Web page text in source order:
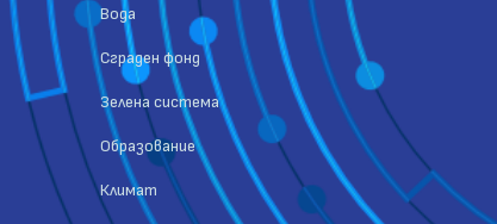
Вода
Сграден фонд
Зелена система
Образование
Климат